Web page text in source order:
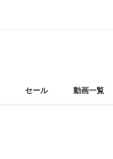
セール 動画一覧